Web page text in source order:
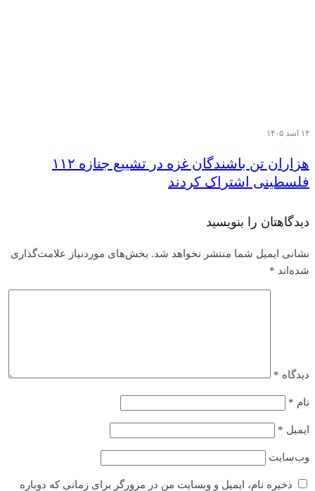
۱۴ اسد ۱۴۰۵
هزاران تن‌ باشندگان غزه در تشییع جنازه ۱۱۲
فلسطینی اشتراک کردند
دیدگاهتان را بنویسید
نشانی ایمیل شما منتشر نخواهد شد. بخش‌های موردنیاز علامت‌گذاری
شده‌اند *
دیدگاه *
نام *
ایمیل *
وب‌سایت
ذخیره نام، ایمیل و وبسایت من در مرورگر برای زمانی که دوباره